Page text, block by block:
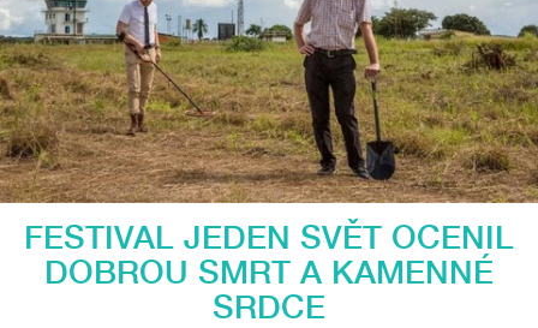
FESTIVAL JEDEN SVĚT OCENIL
DOBROU SMRT A KAMENNÉ
SRDCE